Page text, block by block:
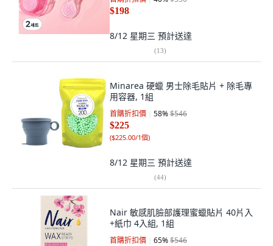
$198
8/12 星期三 預計送達
(13)
Minarea 硬蠟 男士除毛貼片 + 除毛專
用容器, 1組
首購折扣價 58%$546
$225
($225.00/1個)
8/12 星期三 預計送達
(44)
Nair 敏感肌臉部護理蜜蠟貼片 40片入
+紙巾 4入組, 1組
首購折扣價 65%$546